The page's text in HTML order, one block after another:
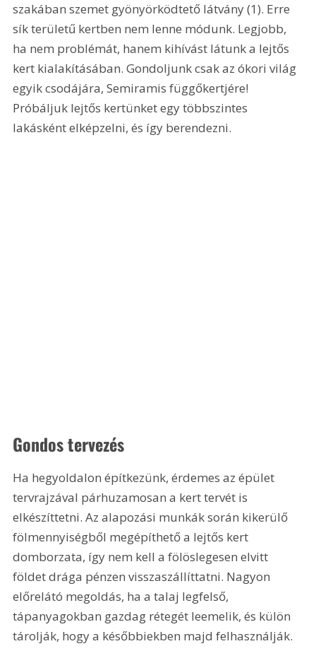
szakában szemet gyönyörködtető látvány (1). Erre
sík területű kertben nem lenne módunk. Legjobb,
ha nem problémát, hanem kihívást látunk a lejtős
kert kialakításában. Gondoljunk csak az ókori világ
egyik csodájára, Semiramis függőkertjére!
Próbáljuk lejtős kertünket egy többszintes
lakásként elképzelni, és így berendezni.
Gondos tervezés
Ha hegyoldalon építkezünk, érdemes az épület
tervrajzával párhuzamosan a kert tervét is
elkészíttetni. Az alapozási munkák során kikerülő
fölmennyiségből megépíthető a lejtős kert
domborzata, így nem kell a fölöslegesen elvitt
földet drága pénzen visszaszállíttatni. Nagyon
előrelátó megoldás, ha a talaj legfelső,
tápanyagokban gazdag rétegét leemelik, és külön
tárolják, hogy a későbbiekben majd felhasználják.